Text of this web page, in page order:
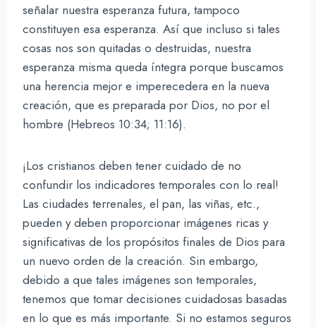
señalar nuestra esperanza futura, tampoco
constituyen esa esperanza. Así que incluso si tales
cosas nos son quitadas o destruidas, nuestra
esperanza misma queda íntegra porque buscamos
una herencia mejor e imperecedera en la nueva
creación, que es preparada por Dios, no por el
hombre (Hebreos 10:34; 11:16).
¡Los cristianos deben tener cuidado de no
confundir los indicadores temporales con lo real!
Las ciudades terrenales, el pan, las viñas, etc.,
pueden y deben proporcionar imágenes ricas y
significativas de los propósitos finales de Dios para
un nuevo orden de la creación. Sin embargo,
debido a que tales imágenes son temporales,
tenemos que tomar decisiones cuidadosas basadas
en lo que es más importante. Si no estamos seguros